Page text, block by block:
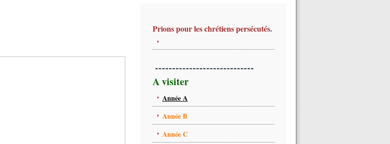
Prions pour les chrétiens persécutés.
-----------------------------
A visiter
Année A
Année B
Année C